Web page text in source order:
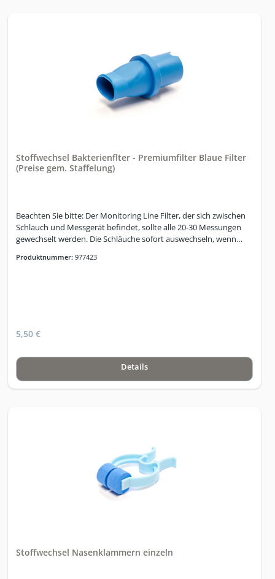
Stoffwechsel Bakterienflter - Premiumfilter Blaue Filter
(Preise gem. Staffelung)
Beachten Sie bitte: Der Monitoring Line Filter, der sich zwischen
Schlauch und Messgerät befindet, sollte alle 20-30 Messungen
gewechselt werden. Die Schläuche sofort auswechseln, wenn
nachlässt, sonst alle 3-4 Monate erneuern. Damit erhalten Sie
Produktnummer: 977423
5,50 €
Details
Stoffwechsel Nasenklammern einzeln